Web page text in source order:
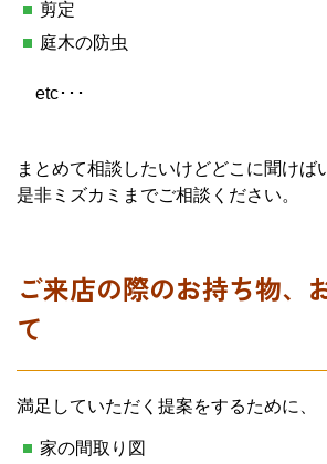
剪定
庭木の防虫
etc･･･
まとめて相談したいけどどこに聞けば
是非ミズカミまでご相談ください。
ご来店の際のお持ち物、
て
満足していただく提案をするために、
家の間取り図